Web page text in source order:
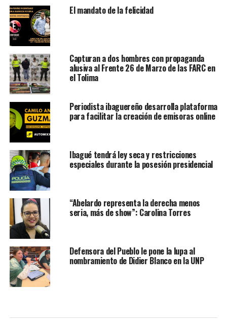
El mandato de la felicidad
Capturan a dos hombres con propaganda
alusiva al Frente 26 de Marzo de las FARC en
el Tolima
Periodista ibaguereño desarrolla plataforma
para facilitar la creación de emisoras online
Ibagué tendrá ley seca y restricciones
especiales durante la posesión presidencial
“Abelardo representa la derecha menos
seria, más de show”: Carolina Torres
Defensora del Pueblo le pone la lupa al
nombramiento de Didier Blanco en la UNP